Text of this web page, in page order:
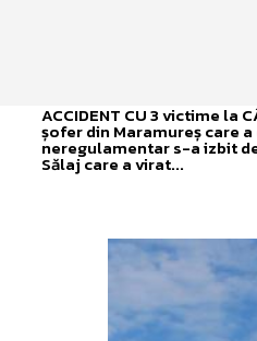
ACCIDENT CU 3 victime la
șofer din Maramureș care
neregulamentar s-a izbit
Sălaj care a virat...